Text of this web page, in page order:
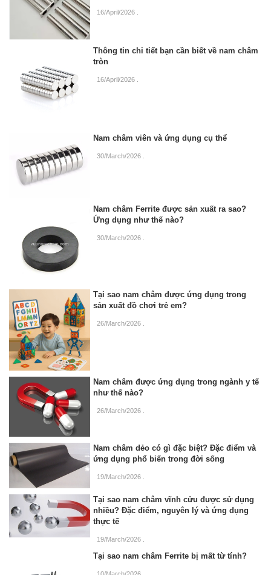
16/April/2026
Thông tin chi tiết bạn cần biết về nam châm
tròn
16/April/2026
Nam châm viên và ứng dụng cụ thể
30/March/2026
Nam châm Ferrite được sản xuất ra sao?
Ứng dụng như thế nào?
30/March/2026
Tại sao nam châm được ứng dụng trong
sản xuất đồ chơi trẻ em?
26/March/2026
Nam châm được ứng dụng trong ngành y tế
như thế nào?
26/March/2026 .
Nam châm dẻo có gì đặc biệt? Đặc điểm và
ứng dụng phổ biến trong đời sống
19/March/2026 .
Tại sao nam châm vĩnh cửu được sử dụng
nhiều? Đặc điểm, nguyên lý và ứng dụng
thực tế
19/March/2026 .
Tại sao nam châm Ferrite bị mất từ tính?